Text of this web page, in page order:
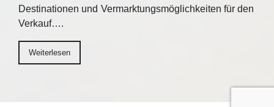
Destinationen und Vermarktungsmöglichkeiten für den
Verkauf….
Weiterlesen